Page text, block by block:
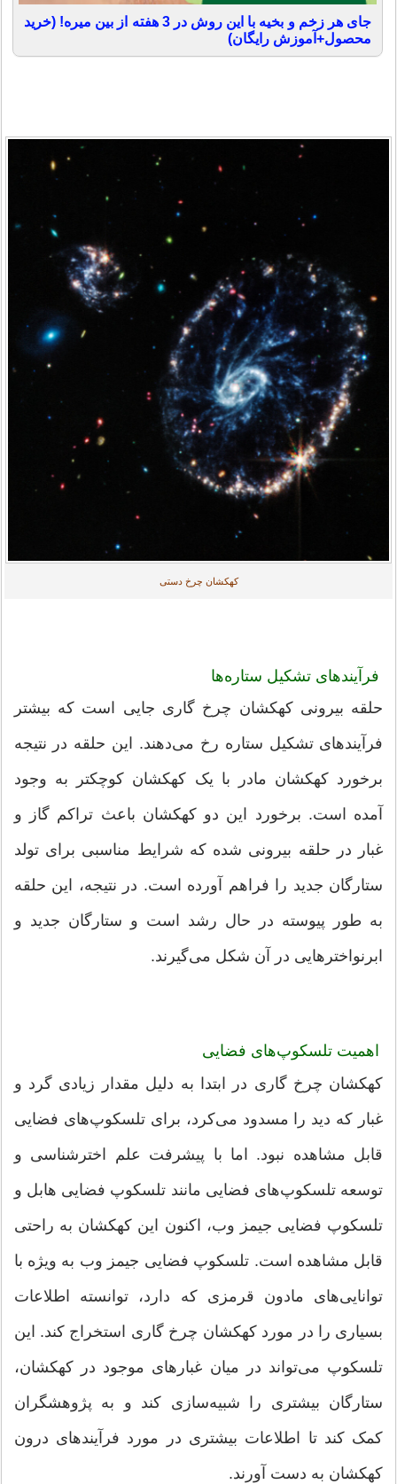
جای هر زخم و بخیه با این روش در 3 هفته از بین میره! (خرید
محصول+آموزش رایگان)
کهکشان چرخ دستی
فرآیندهای تشکیل ستاره‌ها
حلقه بیرونی کهکشان چرخ گاری جایی است که بیشتر
فرآیندهای تشکیل ستاره رخ می‌دهند. این حلقه در نتیجه
برخورد کهکشان مادر با یک کهکشان کوچکتر به وجود
آمده است. برخورد این دو کهکشان باعث تراکم گاز و
غبار در حلقه بیرونی شده که شرایط مناسبی برای تولد
ستارگان جدید را فراهم آورده است. در نتیجه، این حلقه
به طور پیوسته در حال رشد است و ستارگان جدید و
ابرنواخترهایی در آن شکل می‌گیرند.
اهمیت تلسکوپ‌های فضایی
کهکشان چرخ گاری در ابتدا به دلیل مقدار زیادی گرد و
غبار که دید را مسدود می‌کرد، برای تلسکوپ‌های فضایی
قابل مشاهده نبود. اما با پیشرفت علم اخترشناسی و
توسعه تلسکوپ‌های فضایی مانند تلسکوپ فضایی هابل و
تلسکوپ فضایی جیمز وب، اکنون این کهکشان به راحتی
قابل مشاهده است. تلسکوپ فضایی جیمز وب به ویژه با
توانایی‌های مادون قرمزی که دارد، توانسته اطلاعات
بسیاری را در مورد کهکشان چرخ گاری استخراج کند. این
تلسکوپ می‌تواند در میان غبارهای موجود در کهکشان،
ستارگان بیشتری را شبیه‌سازی کند و به پژوهشگران
کمک کند تا اطلاعات بیشتری در مورد فرآیندهای درون
کهکشان به دست آورند.